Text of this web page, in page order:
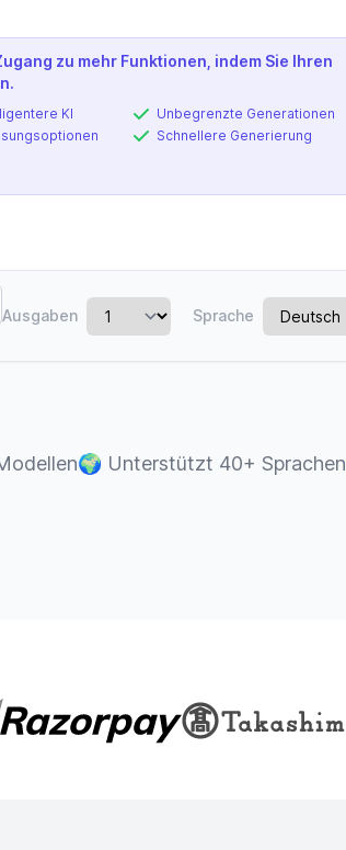
zu mehr Funktionen, indem Sie Ihren
KI
Unbegrenzte Generationen
Schnellere Generierung
Ausgaben Sprache
🌍 Unterstützt 40+ Sprachen